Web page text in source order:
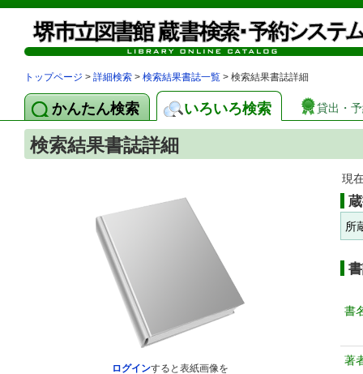
トップページ > 詳細検索 > 検索結果書誌一覧 > 検索結果書誌詳細
かんたん検索 いろいろ検索 貸出・
検索結果書誌詳細
ログインすると表紙画像を
現
所
書
著